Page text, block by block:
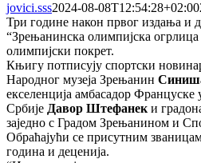
jovici.sss2024-08-08T12:54:28+02:00
Три године након првог издања и
“Зрењанинска олимпијска
олимпијски покрет.
Књигу потписују спортски
Народног музеја Зрењанин
екселенција амбасадор Француске
Србије Давор Штефанеки
заједно с Градом Зрењанином и
Обраћајући се присутним
година и деценија.